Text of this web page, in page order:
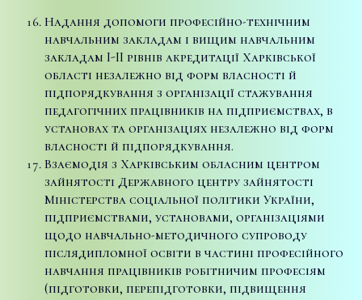
Надання допомоги професійно-технічним
навчальним закладам і вищим навчальним
закладам I-II рівнів акредитації Харківської
області незалежно від форм власності й
підпорядкування з організації стажування
педагогічних працівників на підприємствах, в
установах та організаціях незалежно від форм
власності й підпорядкування.
Взаємодія з Харківським обласним центром
зайнятості Державного центру зайнятості
Міністерства соціальної політики України,
підприємствами, установами, організаціями
щодо навчально-методичного супроводу
післядипломної освіти в частині професійного
навчання працівників робітничим професіям
(підготовки, перепідготовки, підвищення